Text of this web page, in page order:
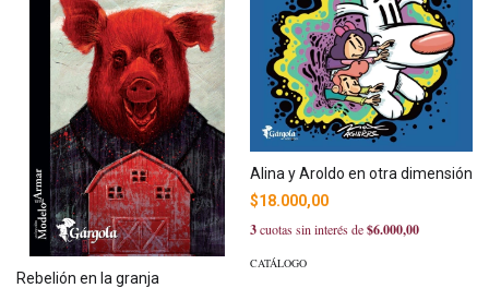
Rebelión en la granja
Alina y Aroldo en otra dimensión
$18.000,00
3cuotas sin interés de$6.000,00
CATÁLOGO